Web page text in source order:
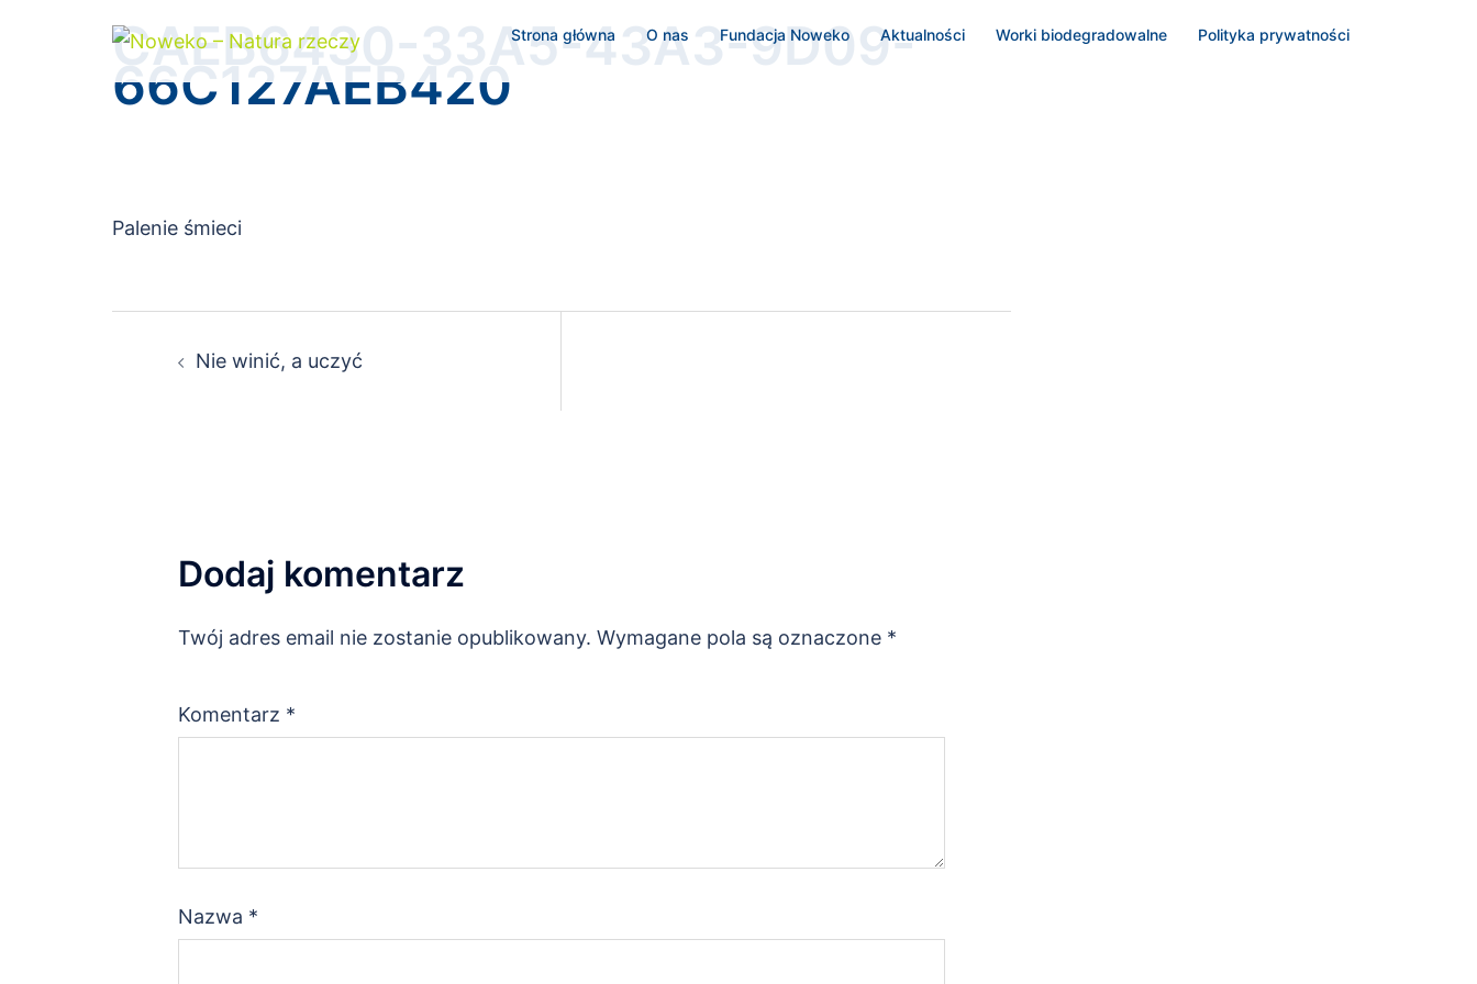
Strona główna O nas Fundacja Noweko Aktualności Worki biodegradowalne Polityka prywatności
CAEB6430-33A5-43A3-9D09-
66C127AEB420
Palenie śmieci
wpisuNie winić, a uczyć
Dodaj komentarz
Twój adres email nie zostanie opublikowany. Wymagane pola są oznaczone *
Komentarz *
Nazwa *